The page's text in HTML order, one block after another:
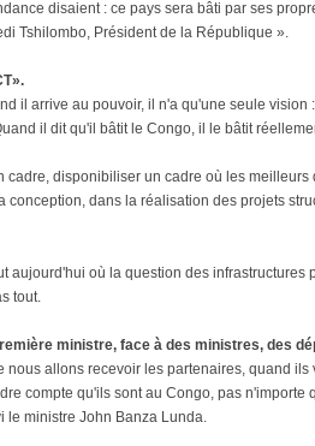
disaient : ce pays sera bâti par ses
Tshilombo, Président de la République ».
il arrive au pouvoir, il n'a qu'une seule vision
il dit qu'il bâtit le Congo, il le bâtit
cadre, disponibiliser un cadre où les
dans la réalisation des projets
aujourd'hui où la question des infrastructures
tout.
ministre, face à des ministres, des
nous allons recevoir les partenaires, quand
compte qu'ils sont au Congo, pas n'importe
le ministre John Banza Lunda.